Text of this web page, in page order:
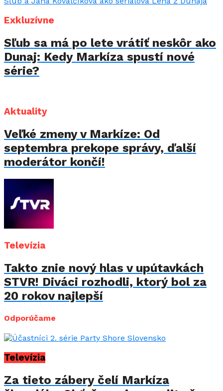
Exkluzívne
Sľub sa má po lete vrátiť neskôr ako
Dunaj: Kedy Markíza spustí nové
série?
Aktuality
Veľké zmeny v Markíze: Od
septembra prekope správy, ďalší
moderátor končí!
Televízia
Takto znie nový hlas v upútavkách
STVR! Diváci rozhodli, ktorý bol za
20 rokov najlepší
Odporúčame
Televízia
Za tieto zábery čelí Markíza